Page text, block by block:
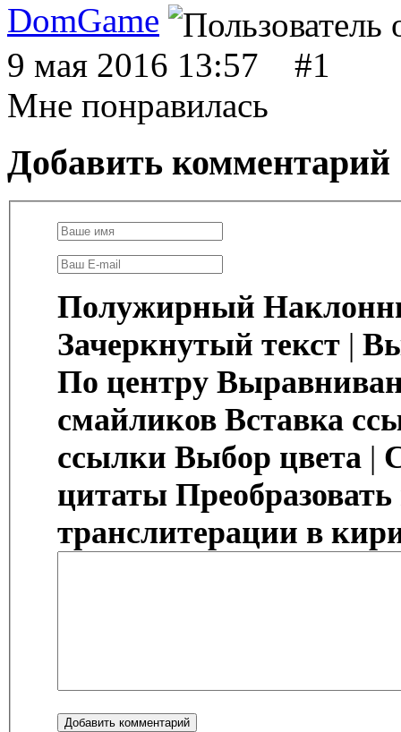
DomGame
9 мая 2016 13:57
#1
Мне понравилась
Добавить комментарий
Полужирный
Зачеркнутый текст |
По центру
смайликов Вставка
ссылки Выбор цвета |
цитаты
транслитерации в
Добавить комментарий